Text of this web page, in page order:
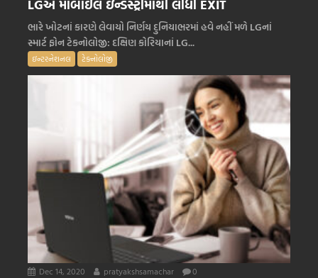
LGએ મોબાઈલ ઇન્ડસ્ટ્રીમાંથી લીધી EXIT
ભારે ખોટનાં કારણે લેવાયો નિર્ણય દુનિયાભરમાં હવે નહીં મળે LGનાં
સ્માર્ટ ફોન ટેકનોલોજી: દક્ષિણ કોરિયાનાં LG...
ઇન્ટરનેશનલ ટેક્નોલોજી
Dec 14, 2020 pratyakshsamachar 0